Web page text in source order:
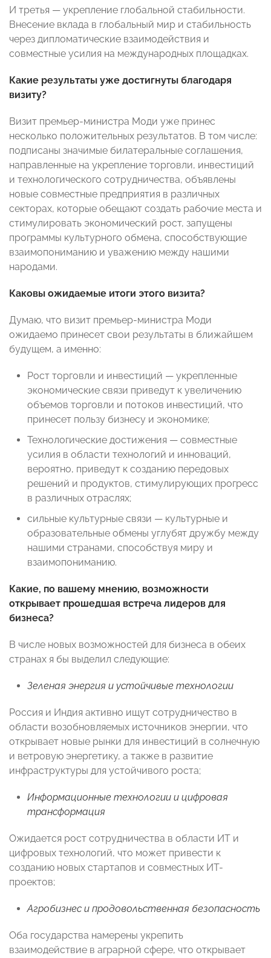
И третья — укрепление глобальной стабильности.
Внесение вклада в глобальный мир и стабильность
через дипломатические взаимодействия и
совместные усилия на международных площадках.
Какие результаты уже достигнуты благодаря
визиту?
Визит премьер-министра Моди уже принес
несколько положительных результатов. В том числе:
подписаны значимые билатеральные соглашения,
направленные на укрепление торговли, инвестиций
и технологического сотрудничества, объявлены
новые совместные предприятия в различных
секторах, которые обещают создать рабочие места и
стимулировать экономический рост, запущены
программы культурного обмена, способствующие
взаимопониманию и уважению между нашими
народами.
Каковы ожидаемые итоги этого визита?
Думаю, что визит премьер-министра Моди
ожидаемо принесет свои результаты в ближайшем
будущем, а именно:
Рост торговли и инвестиций — укрепленные
экономические связи приведут к увеличению
объемов торговли и потоков инвестиций, что
принесет пользу бизнесу и экономике;
Технологические достижения — совместные
усилия в области технологий и инноваций,
вероятно, приведут к созданию передовых
решений и продуктов, стимулирующих прогресс
в различных отраслях;
сильные культурные связи — культурные и
образовательные обмены углубят дружбу между
нашими странами, способствуя миру и
взаимопониманию.
Какие, по вашему мнению, возможности
открывает прошедшая встреча лидеров для
бизнеса?
В числе новых возможностей для бизнеса в обеих
странах я бы выделил следующие:
Зеленая энергия и устойчивые технологии
Россия и Индия активно ищут сотрудничество в
области возобновляемых источников энергии, что
открывает новые рынки для инвестиций в солнечную
и ветровую энергетику, а также в развитие
инфраструктуры для устойчивого роста;
Информационные технологии и цифровая
трансформация
Ожидается рост сотрудничества в области ИТ и
цифровых технологий, что может привести к
созданию новых стартапов и совместных ИТ-
проектов;
Агробизнес и продовольственная безопасность
Оба государства намерены укрепить
взаимодействие в аграрной сфере, что открывает